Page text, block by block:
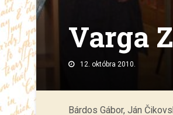
Varga
12. októbra 2010.
Bárdos Gábor, Ján